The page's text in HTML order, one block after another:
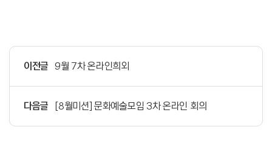
이전글 9월 7차 온라인희외
다음글 [8월미션] 문화예술모임 3차 온라인 회의